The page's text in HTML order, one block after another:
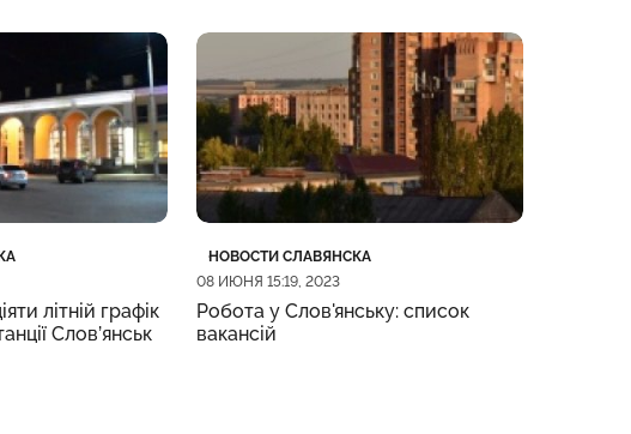
літній графік
Слов’янськ
Категория
НОВОСТИ СЛАВЯНСКА
Дата публикации
08 ИЮНЯ 15:19, 2023
Робота у Слов'янську: список
вакансій